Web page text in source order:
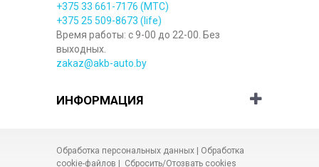
+375 33 661-7176 (МТС)
+375 25 509-8673 (life)
Время работы: с 9-00 до 22-00. Без
выходных.
zakaz@akb-auto.by
ИНФОРМАЦИЯ
Обработка персональных данных
Обработка
cookie-файлов
Сбросить/Отозвать cookies